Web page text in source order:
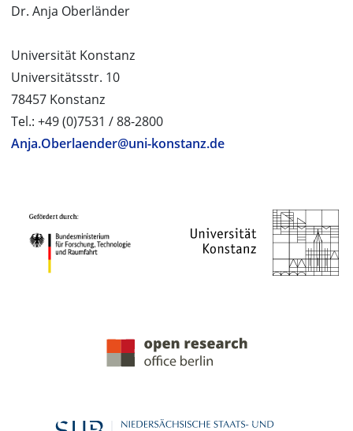
Dr. Anja Oberländer
Universität Konstanz
Universitätsstr. 10
78457 Konstanz
Tel.: +49 (0)7531 / 88-2800
Anja.Oberlaender@uni-konstanz.de